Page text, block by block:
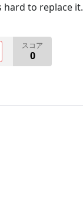
to replace it.
スコア
0